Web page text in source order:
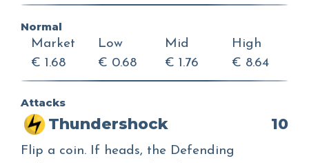
Normal
Market
€ 1.68
Low
€ 0.68
Mid
€ 1.76
High
€ 8.64
Attacks
Thundershock 10
Flip a coin. If heads, the Defending